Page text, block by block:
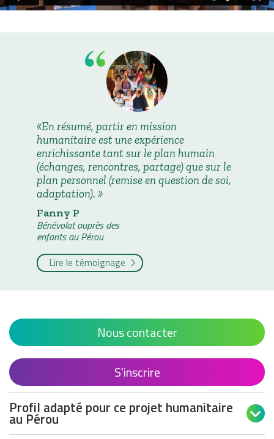
En résumé, partir en mission
humanitaire est une expérience
enrichissante tant sur le plan humain
(échanges, rencontres, partage) que sur le
plan personnel (remise en question de soi,
adaptation).
Fanny P
Bénévolat auprès des
enfants au Pérou
Lire le témoignage
Nous contacter
S'inscrire
Profil adapté pour ce projet humanitaire
au Pérou 